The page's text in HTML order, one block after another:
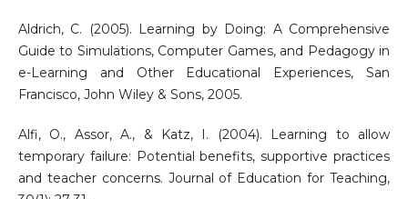
Aldrich, C. (2005). Learning by Doing: A Comprehensive
Guide to Simulations, Computer Games, and Pedagogy in
e-Learning and Other Educational Experiences, San
Francisco, John Wiley & Sons, 2005.
Alfi, O., Assor, A., & Katz, I. (2004). Learning to allow
temporary failure: Potential benefits, supportive practices
and teacher concerns. Journal of Education for Teaching,